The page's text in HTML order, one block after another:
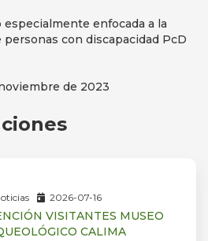
enfocada a la
con discapacidad PcD
de 2023
2026-07-16
VISITANTES MUSEO
CALIMA